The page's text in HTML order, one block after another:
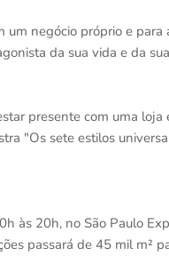
negócio próprio e
da sua vida e da
presente com uma
"Os sete estilos
às 20h, no São Paulo
passará de 45 mil m²